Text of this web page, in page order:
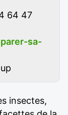
64 47
sa-
insectes,